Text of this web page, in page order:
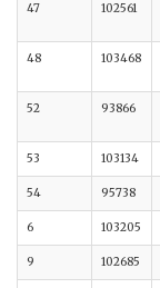
47 102561
48 103468
52 93866
53 103134
54 95738
6 103205
9 102685